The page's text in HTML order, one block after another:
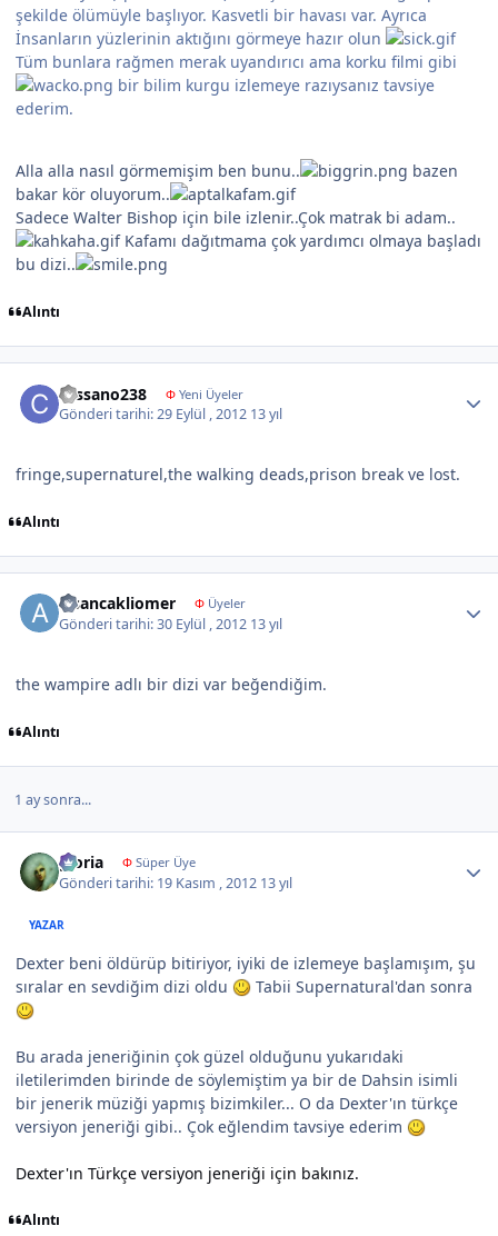
şekilde ölümüyle başlıyor. Kasvetli bir havası var. Ayrıca
İnsanların yüzlerinin aktığını görmeye hazır olun
Tüm bunlara rağmen merak uyandırıcı ama korku filmi gibi
bir bilim kurgu izlemeye razıysanız tavsiye
ederim.
Alla alla nasıl görmemişim ben bunu..
bazen
bakar kör oluyorum..
Sadece Walter Bishop için bile izlenir..Çok matrak bi adam..
Kafamı dağıtmama çok yardımcı olmaya başladı
bu dizi..
Alıntı
cassano238 ΦYeni Üyeler
Gönderi tarihi:29 Eylül , 2012 13 yıl
fringe,supernaturel,the walking deads,prison break ve lost.
Alıntı
alsancakliomer ΦÜyeler
Gönderi tarihi:30 Eylül , 2012 13 yıl
the wampire adlı bir dizi var beğendiğim.
Alıntı
1 ay sonra...
gloria ΦSüper Üye
Gönderi tarihi: 19 Kasım , 2012 13 yıl
YAZAR
Dexter beni öldürüp bitiriyor, iyiki de izlemeye başlamışım, şu
sıralar en sevdiğim dizi oldu
Tabii Supernatural'dan sonra
Bu arada jeneriğinin çok güzel olduğunu yukarıdaki
iletilerimden birinde de söylemiştim ya bir de Dahsin isimli
bir jenerik müziği yapmış bizimkiler... O da Dexter'ın türkçe
versiyon jeneriği gibi.. Çok eğlendim tavsiye ederim
Dexter'ın Türkçe versiyon jeneriği için bakınız.
Alıntı